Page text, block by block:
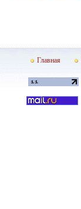
Главная